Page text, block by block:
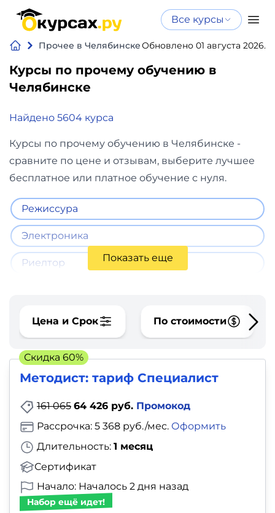
Все курсы
Прочее в ЧелябинскеОбновлено 01 августа 2026.
Курсы по прочему обучению в
Челябинске
Найдено 5604 курса
Курсы по прочему обучению в Челябинске -
сравните по цене и отзывам, выберите лучшее
бесплатное или платное обучение с нуля.
Режиссура
Электроника
Риелтор Показать еще
Цена и Срок По стоимости
Методист: тариф Специалист
161 065 64 426 руб. Промокод
Длительность: 1 месяц
Сертификат
Рассрочка: 5 368 руб./мес. Оформить
Начало: Началось 2 дня назад
Набор ещё идет!
Скидка 60%
Нейросеть
Программирование
Бизнес
и
финансы
Дизайн
Аналитика
Видео,
Маркетинг
Иностранный
язык
Для
детей
Красота,
здоровье,
фитнес
Курсы по
Курсы по нейросетям
Бесплатно